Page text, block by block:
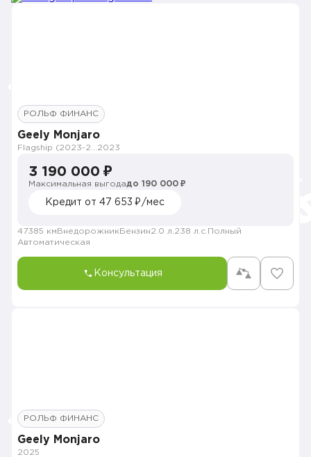
РОЛЬФ ФИНАНС
Geely Monjaro
2023
3 190 000 ₽
Максимальная выгодадо 190 000 ₽
Кредит от 47 653 ₽/мес
47385 км Внедорожник Бензин2.0 л. 238 л.с. Полный
Автоматическая
Консультация
РОЛЬФ ФИНАНС
Geely Monjaro
2025